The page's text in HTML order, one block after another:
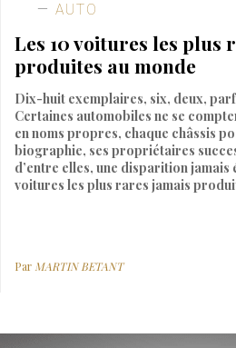
AUTO
Les 10 voitures les plus
produites au monde
Dix-huit exemplaires, six, deux,
Certaines automobiles ne se
en noms propres, chaque châssis
biographie, ses propriétaires
d’entre elles, une disparition jamais
voitures les plus rares jamais
Par MARTIN BETANT